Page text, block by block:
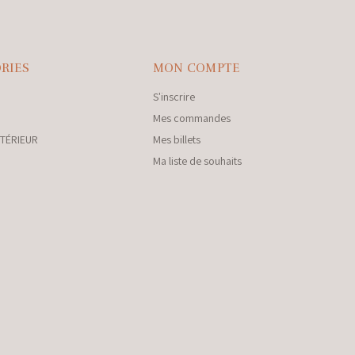
MON COMPTE
S'inscrire
Mes commandes
Mes billets
Ma liste de souhaits